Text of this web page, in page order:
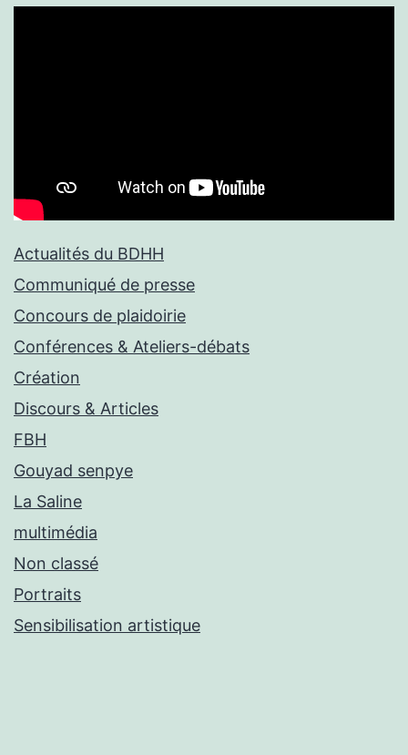
Actualités du BDHH
Communiqué de presse
Concours de plaidoirie
Conférences & Ateliers-débats
Création
Discours & Articles
FBH
Gouyad senpye
La Saline
multimédia
Non classé
Portraits
Sensibilisation artistique